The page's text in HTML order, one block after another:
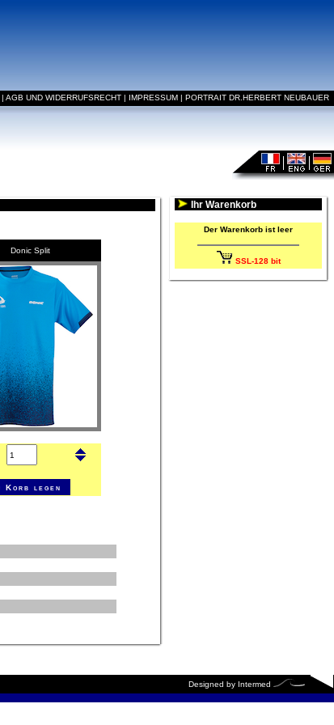
| AGB UND WIDERRUFSRECHT | IMPRESSUM | PORTRAIT DR.HERBERT NEUBAUER
Donic Split
Ihr Warenkorb
Der Warenkorb ist leer
SSL-128 bit
Designed by Intermed